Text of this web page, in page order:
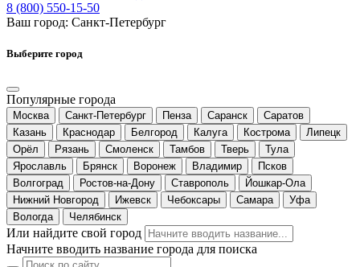
8 (800) 550-15-50
Ваш город: Санкт-Петербург
Выберите город
Популярные города
Москва Санкт-Петербург Пенза Саранск
Саратов
Казань
Краснодар Белгород Калуга Кострома
Липецк
Орёл
Рязань Смоленск Тамбов Тверь
Тула
Ярославль
Брянск Воронеж Владимир
Псков
Волгоград
Ростов-на-Дону Ставрополь
Йошкар-Ола
Нижний Новгород
Ижевск Чебоксары Самара
Уфа
Вологда
Челябинск
Или найдите свой город
Начните вводить название города для поиска